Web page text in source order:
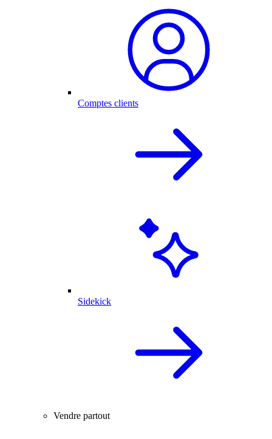
Comptes clients
Sidekick
Vendre partout